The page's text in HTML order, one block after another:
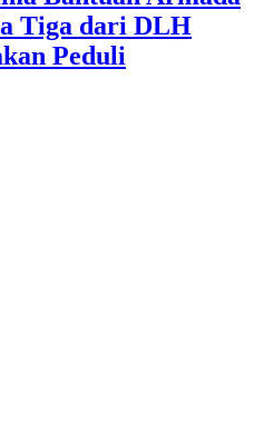
Tiga dari DLH
Peduli